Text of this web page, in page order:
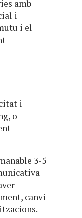
amb
i
i el
i
o
3-5
canvi